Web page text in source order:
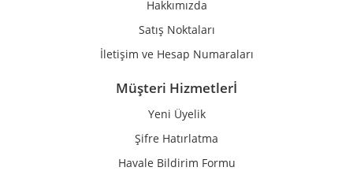
Gönder
Hakkımızda
Satış Noktaları
İletişim ve Hesap Numaraları
Müşteri Hizmetlerİ
Yeni Üyelik
Şifre Hatırlatma
Havale Bildirim Formu